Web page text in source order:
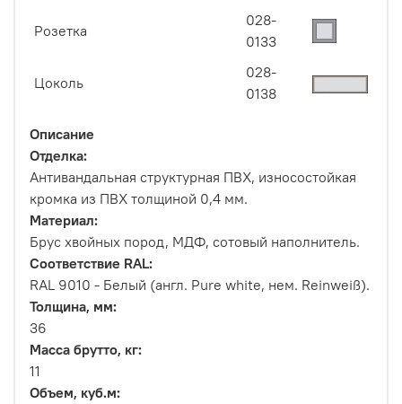
Розетка
028-
0133
Цоколь
028-
0138
Описание
Отделка:
Антивандальная структурная ПВХ, износостойкая
кромка из ПВХ толщиной 0,4 мм.
Материал:
Брус хвойных пород, МДФ, сотовый наполнитель.
Соответствие RAL:
RAL 9010 - Белый (англ. Pure white, нем. Reinweiß).
Толщина, мм:
36
Масса брутто, кг:
11
Объем, куб.м: